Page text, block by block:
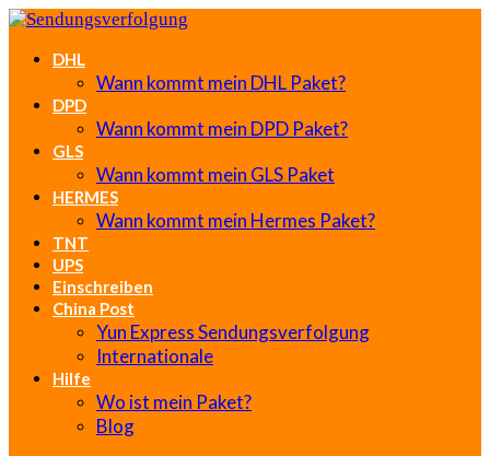
DHL
Wann kommt mein DHL Paket?
DPD
Wann kommt mein DPD Paket?
GLS
Wann kommt mein GLS Paket
HERMES
Wann kommt mein Hermes Paket?
TNT
UPS
Einschreiben
China Post
Yun Express Sendungsverfolgung
Internationale
Hilfe
Wo ist mein Paket?
Blog